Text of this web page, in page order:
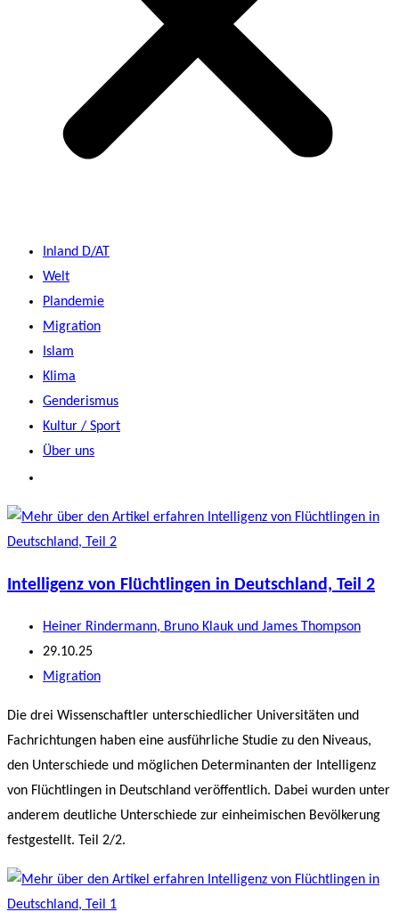
Inland D/AT
Welt
Plandemie
Migration
Islam
Klima
Genderismus
Kultur / Sport
Über uns
Intelligenz von Flüchtlingen in Deutschland, Teil 2
Beitrags-
Autor:
Heiner Rindermann, Bruno Klauk und James Thompson
Beitrag
veröffentlicht:
29.10.25
Beitrags-
Migration
Die drei Wissenschaftler unterschiedlicher Universitäten und
Fachrichtungen haben eine ausführliche Studie zu den Niveaus,
den Unterschiede und möglichen Determinanten der Intelligenz
von Flüchtlingen in Deutschland veröffentlich. Dabei wurden unter
anderem deutliche Unterschiede zur einheimischen Bevölkerung
festgestellt. Teil 2/2.